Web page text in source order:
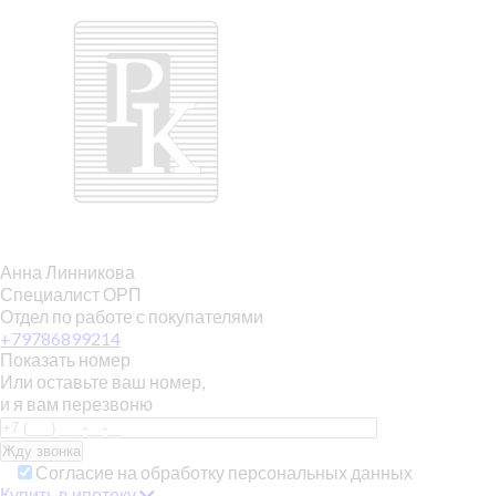
Анна Линникова
Специалист ОРП
Отдел по работе с покупателями
+79786899214
Показать номер
Или оставьте ваш номер,
и я вам перезвоню
Согласие на обработку персональных данных